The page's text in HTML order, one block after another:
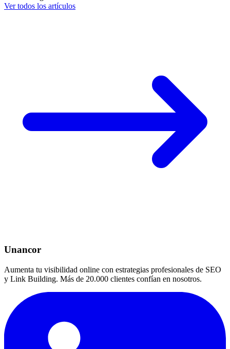
Ver todos los artículos
Unancor
Aumenta tu visibilidad online con estrategias profesionales de SEO
y Link Building. Más de 20.000 clientes confían en nosotros.